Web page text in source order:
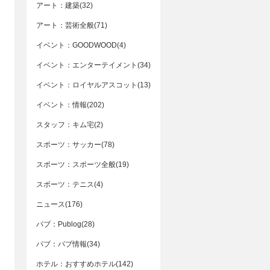
アート：建築(32)
アート：芸術全般(71)
イベント：GOODWOOD(4)
イベント：エンターテイメント(34)
イベント：ロイヤルアスコット(13)
イベント：情報(202)
スタッフ：キム宅(2)
スポーツ：サッカー(78)
スポーツ：スポーツ全般(19)
スポーツ：テニス(4)
ニュース(176)
パブ：Publog(28)
パブ：パブ情報(34)
ホテル：おすすめホテル(142)